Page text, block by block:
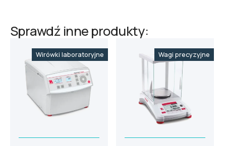
Sprawdź inne produkty:
Wirówki laboratoryjne Wagi precyzyjne